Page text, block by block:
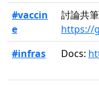
#vaccin
e
討論共筆
https://
#infras
Docs: